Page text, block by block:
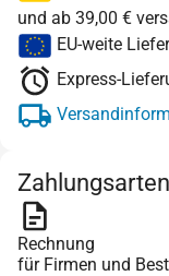
und ab 39,00 €
EU-weite
Express-
Zahlungsarten
Rechnung
für Firmen und